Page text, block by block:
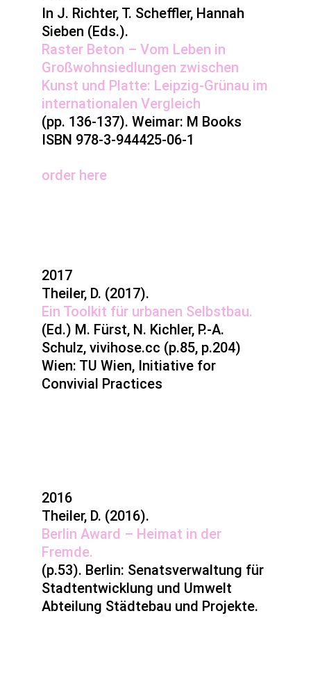
In J. Richter, T. Scheffler, Hannah
Sieben (Eds.).
Raster Beton – Vom Leben in
Großwohnsiedlungen zwischen
Kunst und Platte: Leipzig-Grünau im
internationalen Vergleich
(pp. 136-137). Weimar: M Books
ISBN 978-3-944425-06-1
order here
2017
Theiler, D. (2017).
Ein Toolkit für urbanen Selbstbau.
(Ed.) M. Fürst, N. Kichler, P.-A.
Schulz, vivihose.cc (p.85, p.204)
Wien: TU Wien, Initiative for
Convivial Practices
2016
Theiler, D. (2016).
Berlin Award – Heimat in der
Fremde.
(p.53). Berlin: Senatsverwaltung für
Stadtentwicklung und Umwelt
Abteilung Städtebau und Projekte.